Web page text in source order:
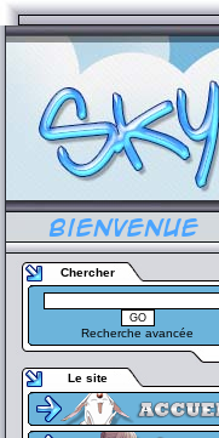
Chercher
Recherche avancée
Le site